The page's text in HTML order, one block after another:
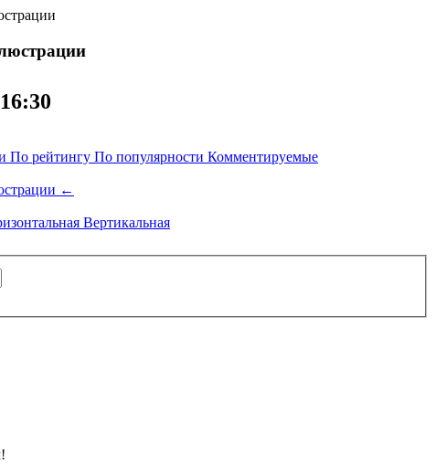
16:30
По рейтингу По популярности Комментируемые
←
Вертикальная